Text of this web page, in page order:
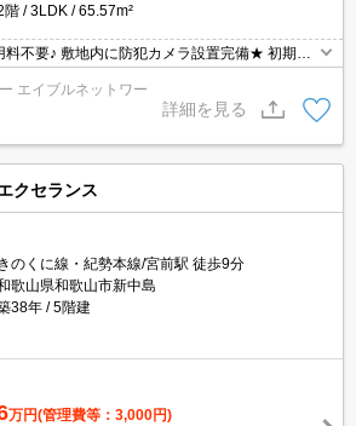
階
3LDK 65.57m²
料不要♪ 敷地内に防犯カメラ設置完備★ 初期費
宅センターまで！！
エイブルネットワー
詳細を見る
クセランス
のくに線・紀勢本線/宮前駅 徒歩9分
歌山県和歌山市新中島
38年
5階建
万円(管理費等：3,000円)